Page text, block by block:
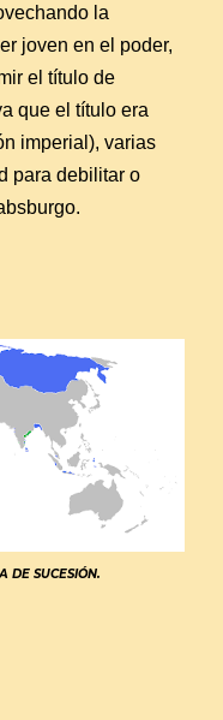
la
joven en el poder,
el título de
que el título era
imperial), varias
para debilitar o
DE SUCESIÓN.